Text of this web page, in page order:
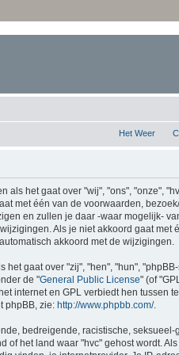
Het Weer
het gaat over "wij", "ons", "onze",
met één van de voorwaarden,
en zullen je daar -waar mogelijk-
Als je niet akkoord gaat met
akkoord met de wijzigingen.
gaat over "zij", "hen", "hun",
de "General Public License" (of
internet en GPL verbiedt hen tussen
phpBB, zie: http://www.phpbb.com/.
bedreigende, racistische,
het land waar "hvc" gehost wordt.